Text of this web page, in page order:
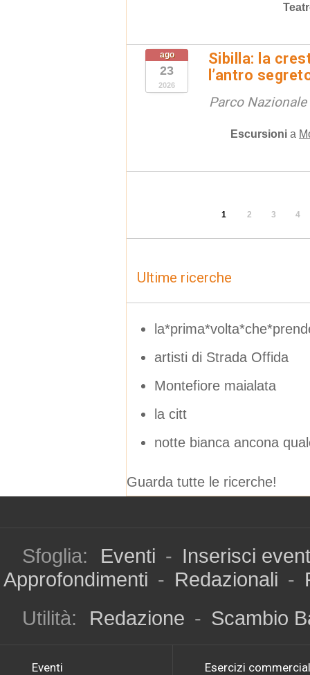
ago
23
2026
Sibilla: la
l’antro
Parco
Escursioni a
1 2 3 4
Ultime ricerche
artisti di Strada Offida
Montefiore maialata
la citt
notte bianca ancona
Guarda tutte le ricerche!
Sfoglia: Eventi - Inserisci
Approfondimenti - Redazionali -
Utilità:
Redazione - Scambio
Eventi Esercizi